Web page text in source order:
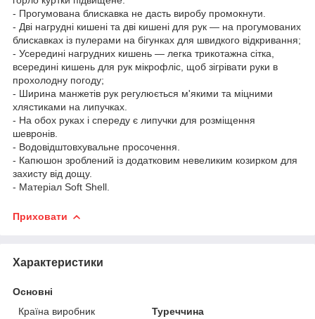
- Прогумована блискавка не дасть виробу промокнути.
- Дві нагрудні кишені та дві кишені для рук — на прогумованих
блискавках із пулерами на бігунках для швидкого відкривання;
- Усередині нагрудних кишень — легка трикотажна сітка,
всередині кишень для рук мікрофліс, щоб зігрівати руки в
прохолодну погоду;
- Ширина манжетів рук регулюється м'якими та міцними
хлястиками на липучках.
- На обох руках і спереду є липучки для розміщення
шевронів.
- Водовідштовхувальне просочення.
- Капюшон зроблений із додатковим невеликим козирком для
захисту від дощу.
- Матеріал Soft Shell.
Приховати
Характеристики
Основні
Країна виробник
Туреччина